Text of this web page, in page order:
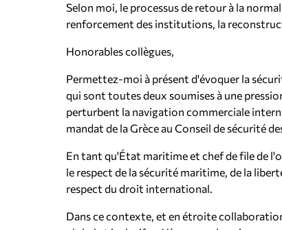
Selon moi, le processus de retour à la
renforcement des institutions, la
Honorables collègues,
Permettez-moi à présent d'évoquer la
qui sont toutes deux soumises à une
perturbent la navigation commerciale
mandat de la Grèce au Conseil de sécurité
En tant qu'État maritime et chef de file de
le respect de la sécurité maritime, de la
respect du droit international.
Dans ce contexte, et en étroite